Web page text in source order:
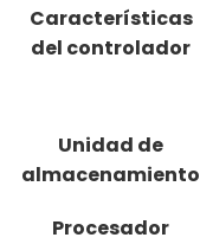
Características
del controlador
Unidad de
almacenamiento
Procesador